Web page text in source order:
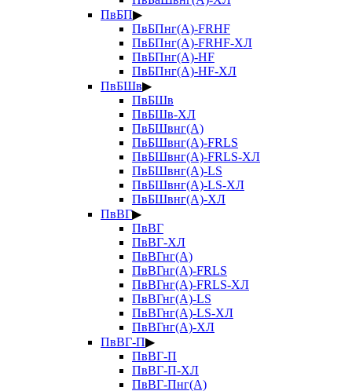
ПвБП▶
ПвБПнг(А)-FRHF
ПвБПнг(А)-FRHF-ХЛ
ПвБПнг(А)-HF
ПвБПнг(А)-HF-ХЛ
ПвБШв▶
ПвБШв
ПвБШв-ХЛ
ПвБШвнг(А)
ПвБШвнг(А)-FRLS
ПвБШвнг(А)-FRLS-ХЛ
ПвБШвнг(А)-LS
ПвБШвнг(А)-LS-ХЛ
ПвБШвнг(А)-ХЛ
ПвВГ▶
ПвВГ
ПвВГ-ХЛ
ПвВГнг(А)
ПвВГнг(А)-FRLS
ПвВГнг(А)-FRLS-ХЛ
ПвВГнг(А)-LS
ПвВГнг(А)-LS-ХЛ
ПвВГнг(А)-ХЛ
ПвВГ-П▶
ПвВГ-П
ПвВГ-П-ХЛ
ПвВГ-Пнг(А)